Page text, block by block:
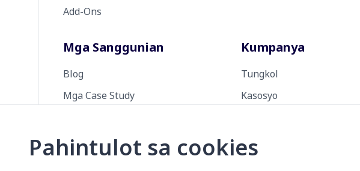
Add-Ons
Mga Sanggunian
Blog
Mga Case Study
Dokumentasyon ng Produkto
Kumpanya
Tungkol
Kasosyo
Pahintulot sa cookies